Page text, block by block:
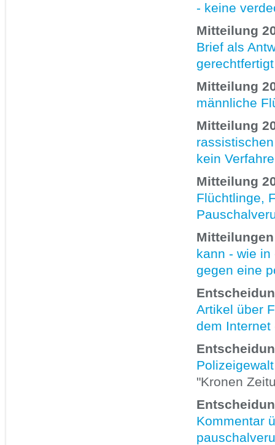
- keine
Mitteilung
Brief als
gerechtfertigt
Mitteilung
männliche
Mitteilung
kein
Mitteilung
Flüchtlinge,
Mitteilungen
kann - wie
gegen eine
Artikel über
dem Internet
"Kronen
Kommentar